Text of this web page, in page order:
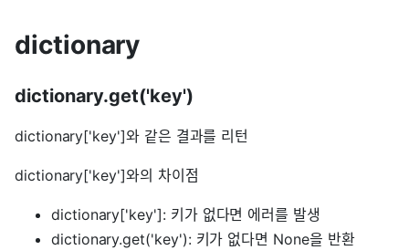
dictionary
dictionary.get('key')
dictionary['key']와 같은 결과를 리턴
dictionary['key']와의 차이점
dictionary['key']: 키가 없다면 에러를 발생
dictionary.get('key'): 키가 없다면 None을 반환